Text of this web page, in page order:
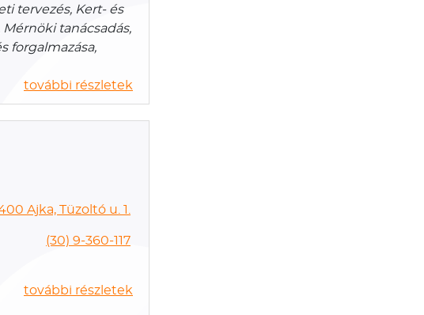
tervezés, Kert- és
tanácsadás,
forgalmazása,
további részletek
Ajka, Tüzoltó u. 1.
(30) 9-360-117
további részletek